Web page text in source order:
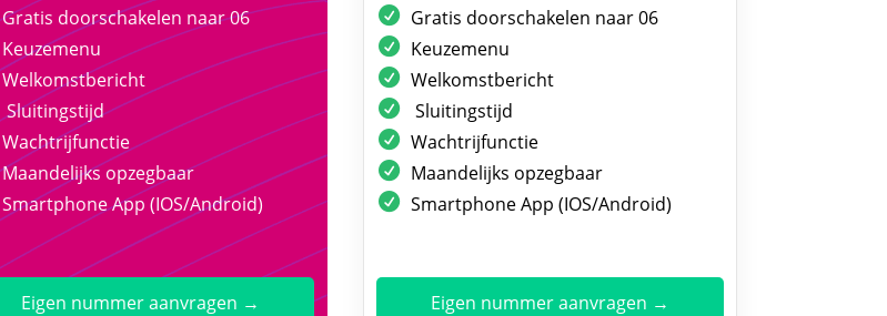
Gratis doorschakelen naar 06
Keuzemenu
Welkomstbericht
Sluitingstijd
Wachtrijfunctie
Maandelijks opzegbaar
Smartphone App (IOS/Android)
Eigen nummer aanvragen →
Gratis doorschakelen naar 06
Keuzemenu
Welkomstbericht
Sluitingstijd
Wachtrijfunctie
Maandelijks opzegbaar
Smartphone App (IOS/Android)
Eigen nummer aanvragen →